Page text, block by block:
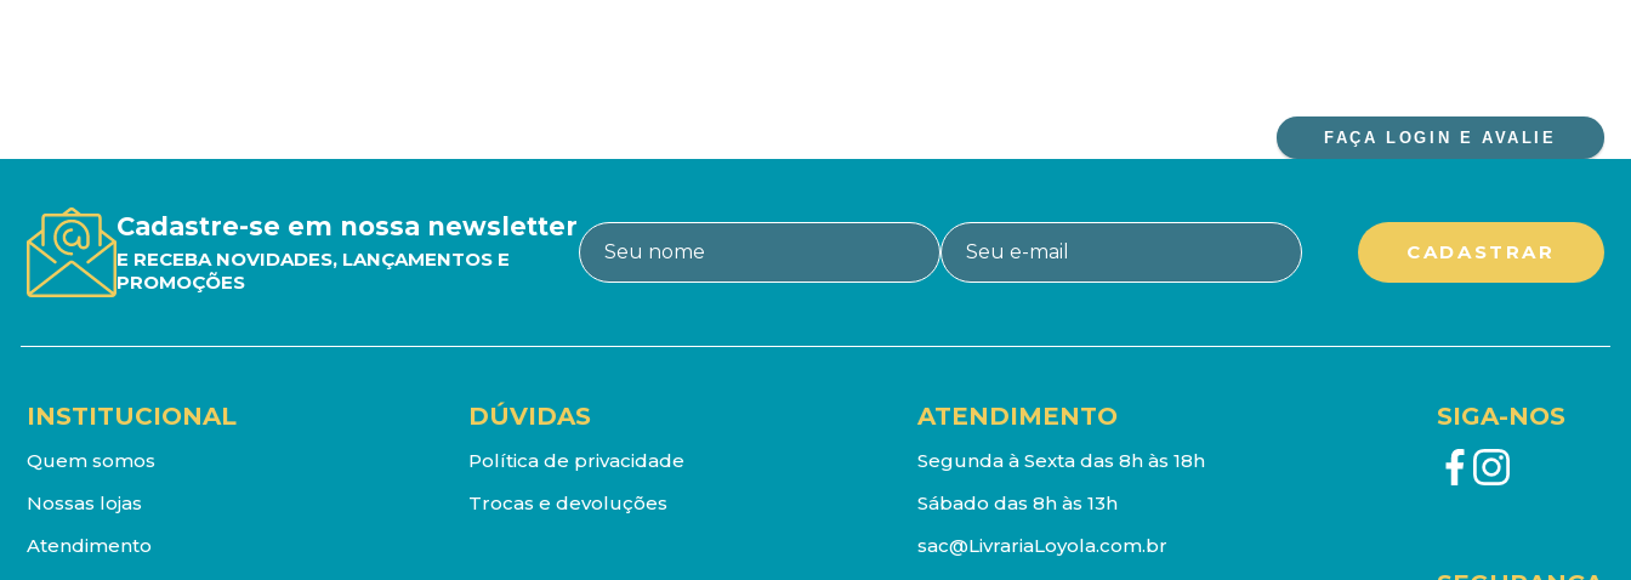
FAÇA LOGIN E AVALIE
Cadastre-se em nossa newsletter
E RECEBA NOVIDADES, LANÇAMENTOS E
PROMOÇÕES
INSTITUCIONAL
Quem somos
Nossas lojas
Atendimento
DÚVIDAS
Política de privacidade
Trocas e devoluções
ATENDIMENTO
Segunda à Sexta das 8h às 18h
Sábado das 8h às 13h
sac@LivrariaLoyola.com.br
SIGA-NOS